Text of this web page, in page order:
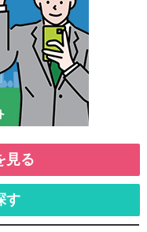
見る
す